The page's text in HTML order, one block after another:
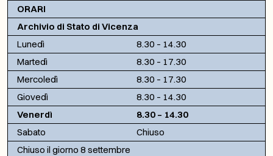
ORARI
Archivio di Stato di Vicenza
Lunedì
8.30 – 14.30
Martedì
8.30 – 17.30
Mercoledì
8.30 – 17.30
Giovedì
8.30 – 14.30
Venerdì
8.30 – 14.30
Sabato
Chiuso
Chiuso il giorno 8 settembre